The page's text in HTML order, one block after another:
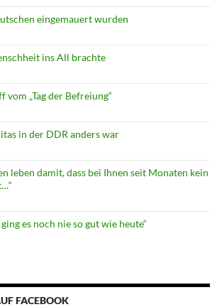
eingemauert wurden
ins All brachte
„Tag der Befreiung“
in der DDR anders war
leben damit, dass bei Ihnen seit Monaten kein
es noch nie so gut wie heute“
FACEBOOK